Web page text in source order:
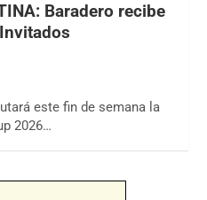
Baradero recibe
este fin de semana la
2026…